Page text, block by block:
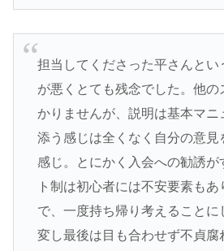
担当してくださった平さんとい
が悪くとても残念でした。他の
かりませんが、説明は基本マニ
添う感じは全くなく自分の意見
感じ。とにかく入会への勧誘が
ト制は初心者には不安要素も
で、一度持ち帰り考えることに
変し最後は目も合わせず不貞腐